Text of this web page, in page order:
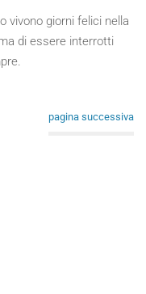
vivono giorni felici nella
di essere interrotti
pagina successiva